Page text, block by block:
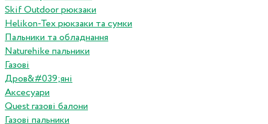
Skif Outdoor рюкзаки
Helikon-Tex рюкзаки та сумки
Пальники та обладнання
Naturehike пальники
Газові
Дров&#039;яні
Аксесуари
Quest газові балони
Газові пальники